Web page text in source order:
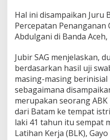
2
P
a
n
S
e
m
b
u
h
,
Hal ini disampaikan Juru
Percepatan Penanganan
Abdulgani di Banda Aceh,
Jubir SAG menjelaskan,
berdasarkan hasil uji
masing-masing berinisial
sebagaimana
merupakan seorang
dari Batam ke tempat
laki 41 tahun itu sempat
Latihan Kerja (BLK), Gayo